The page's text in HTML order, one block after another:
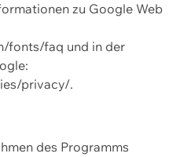
zu Google Web
fonts/faq und in der
privacy/.
des Programms